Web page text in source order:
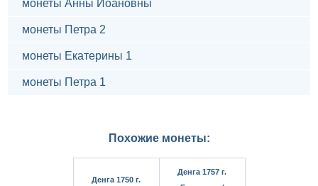
монеты Анны Иоановны
монеты Петра 2
монеты Екатерины 1
монеты Петра 1
Похожие монеты:
Денга 1750 г.
Денга 1757 г.